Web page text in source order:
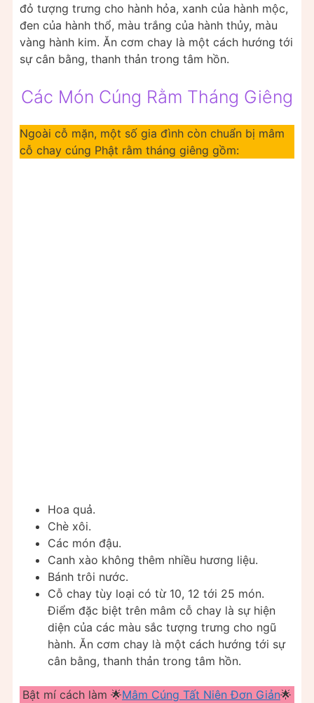
đỏ tượng trưng cho hành hỏa, xanh của hành mộc,
đen của hành thổ, màu trắng của hành thủy, màu
vàng hành kim. Ăn cơm chay là một cách hướng tới
sự cân bằng, thanh thản trong tâm hồn.
Các Món Cúng Rằm Tháng Giêng
Ngoài cỗ mặn, một số gia đình còn chuẩn bị mâm
cỗ chay cúng Phật rằm tháng giêng gồm:
Hoa quả.
Chè xôi.
Các món đậu.
Canh xào không thêm nhiều hương liệu.
Bánh trôi nước.
Cỗ chay tùy loại có từ 10, 12 tới 25 món.
Điểm đặc biệt trên mâm cỗ chay là sự hiện
diện của các màu sắc tượng trưng cho ngũ
hành. Ăn cơm chay là một cách hướng tới sự
cân bằng, thanh thản trong tâm hồn.
Bật mí cách làm 🌟Mâm Cúng Tất Niên Đơn Giản🌟